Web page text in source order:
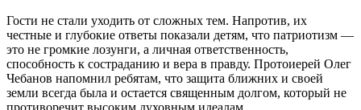
Гости не стали уходить от сложных тем. Напротив, их
честные и глубокие ответы показали детям, что патриотизм —
это не громкие лозунги, а личная ответственность,
способность к состраданию и вера в правду. Протоиерей Олег
Чебанов напомнил ребятам, что защита ближних и своей
земли всегда была и остается священным долгом, который не